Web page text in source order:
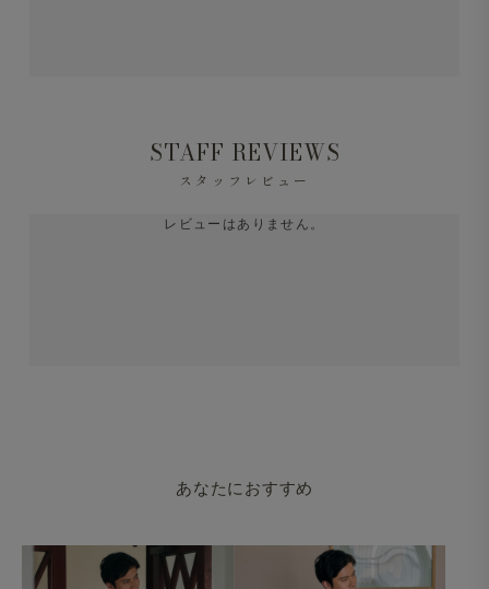
STAFF REVIEWS
スタッフレビュー
レビューはありません。
あなたにおすすめ